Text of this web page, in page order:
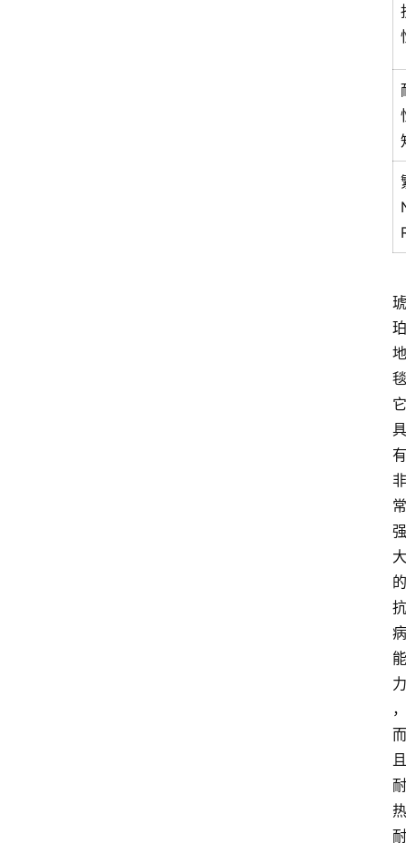
琥
珀
地
毯
它
具
有
非
常
强
大
的
抗
病
能
力
，
而
且
耐
热
耐